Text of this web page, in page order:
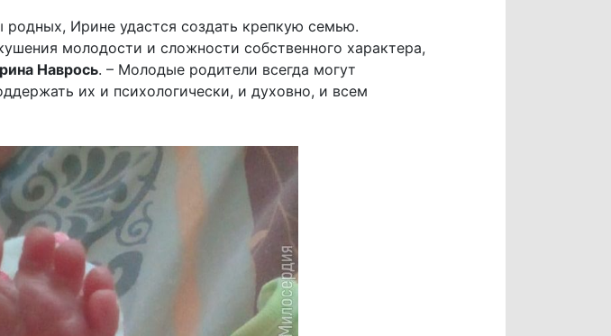
Ирине удастся создать крепкую семью.
молодости и сложности собственного характера,
Наврось. – Молодые родители всегда могут
их и психологически, и духовно, и всем